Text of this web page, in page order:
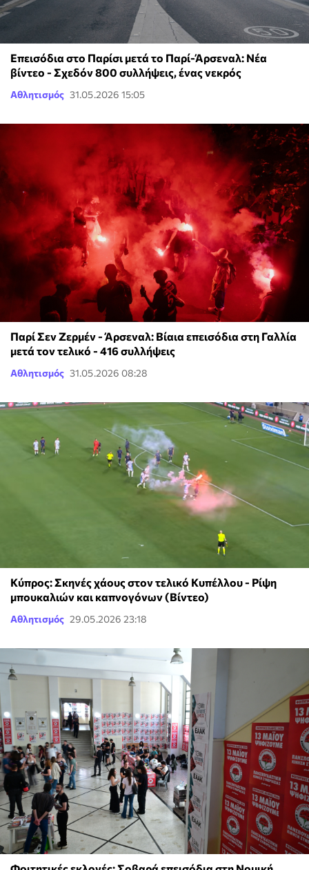
Επεισόδια στο Παρίσι μετά το Παρί-Άρσεναλ: Νέα
βίντεο - Σχεδόν 800 συλλήψεις, ένας νεκρός
Αθλητισμός 31.05.2026 15:05
Παρί Σεν Ζερμέν - Άρσεναλ: Βίαια επεισόδια στη Γαλλία
μετά τον τελικό - 416 συλλήψεις
Αθλητισμός 31.05.2026 08:28
Κύπρος: Σκηνές χάους στον τελικό Κυπέλλου - Ρίψη
μπουκαλιών και καπνογόνων (Βίντεο)
Αθλητισμός 29.05.2026 23:18